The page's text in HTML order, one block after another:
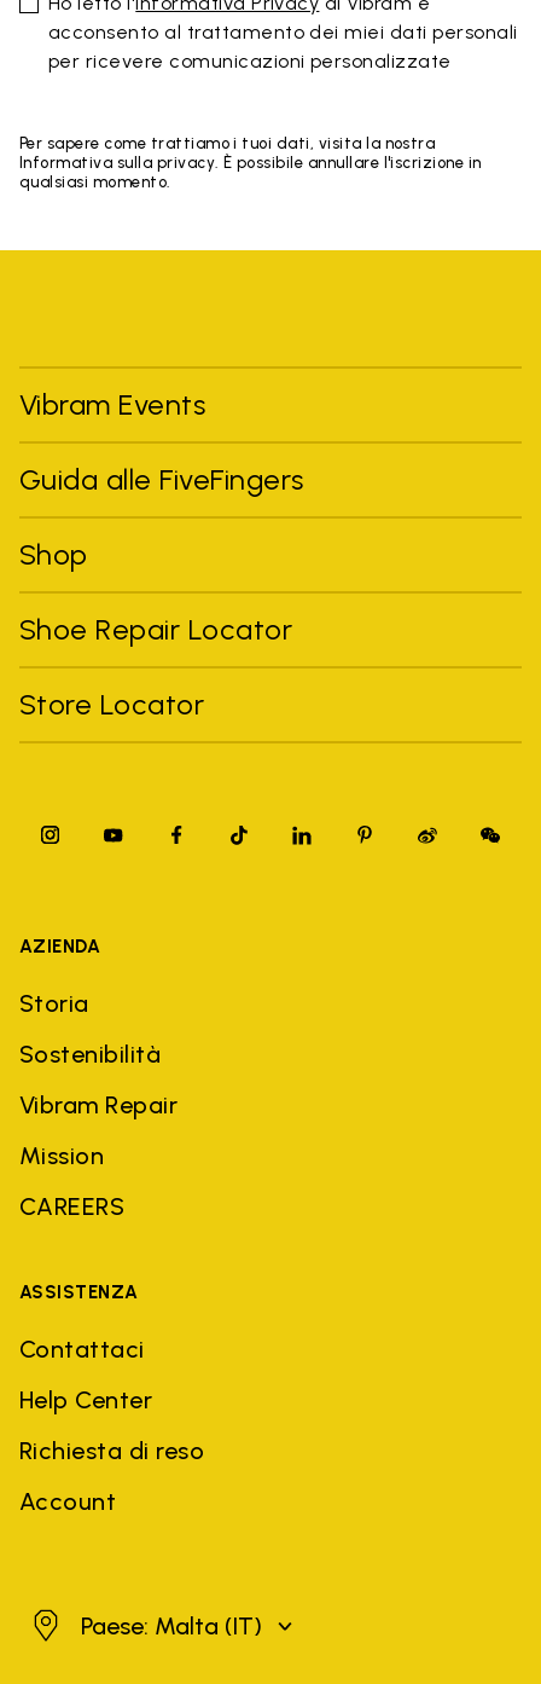
acconsento al trattamento dei miei dati personali
per ricevere comunicazioni personalizzate
Per sapere come trattiamo i tuoi dati, visita la nostra
Informativa sulla privacy. È possibile annullare l'iscrizione in
qualsiasi momento.
Vibram Events
Guida alle FiveFingers
Shop
Shoe Repair Locator
Store Locator
AZIENDA
Storia
Sostenibilità
Vibram Repair
Mission
CAREERS
ASSISTENZA
Contattaci
Help Center
Richiesta di reso
Account
MaltaPaese: Malta (IT)